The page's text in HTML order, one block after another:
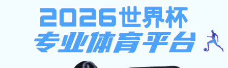
冠竞体育:我院举办教师教学创新大赛经验分享会